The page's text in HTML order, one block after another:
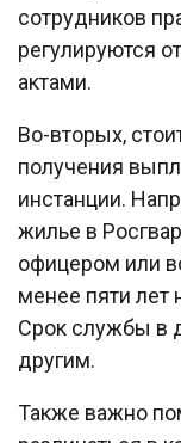
сотрудников
регулируются
актами.
Во-вторых,
получения
инстанции.
жилье в
офицером или
менее пяти лет
Срок службы в
другим.
Также важно